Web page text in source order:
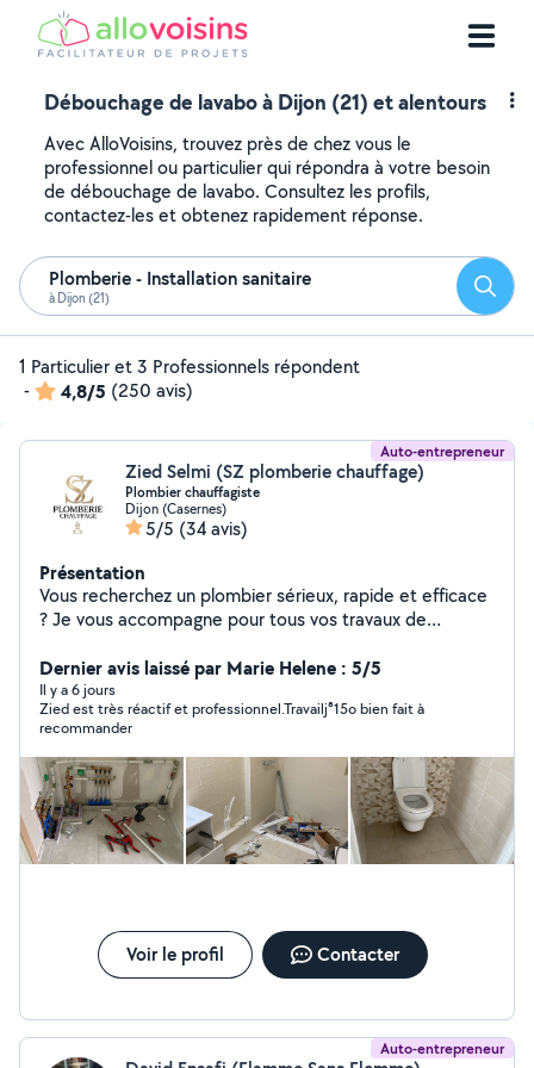
Débouchage de lavabo à Dijon (21) et alentours
Avec AlloVoisins, trouvez près de chez vous le
professionnel ou particulier qui répondra à votre besoin
de débouchage de lavabo. Consultez les profils,
contactez-les et obtenez rapidement réponse.
Plomberie - Installation sanitaire
à Dijon (21)
1 Particulier et 3 Professionnels répondent
-
4,8/5 (250 avis)
Auto-entrepreneur
Zied Selmi (SZ plomberie chauffage)
Plombier chauffagiste
Dijon (Casernes)
5/5 (34 avis)
Présentation
Vous recherchez un plombier sérieux, rapide et efficace
? Je vous accompagne pour tous vos travaux de
qualité et des prix transparents. J'interviens rapidement
pour les urgences comme pour les installations ou
rénovations, en vous garantissant un travail propre,
durable et conforme aux normes Intervention rapide
Travail soigné Disponible 24h/24 et 7j/7
Dernier avis laissé par Marie Helene : 5/5
Il y a 6 jours
Zied est très réactif et professionnel.Travailj⁸15o bien fait à
recommander
Voir le profil Contacter
Auto-entrepreneur